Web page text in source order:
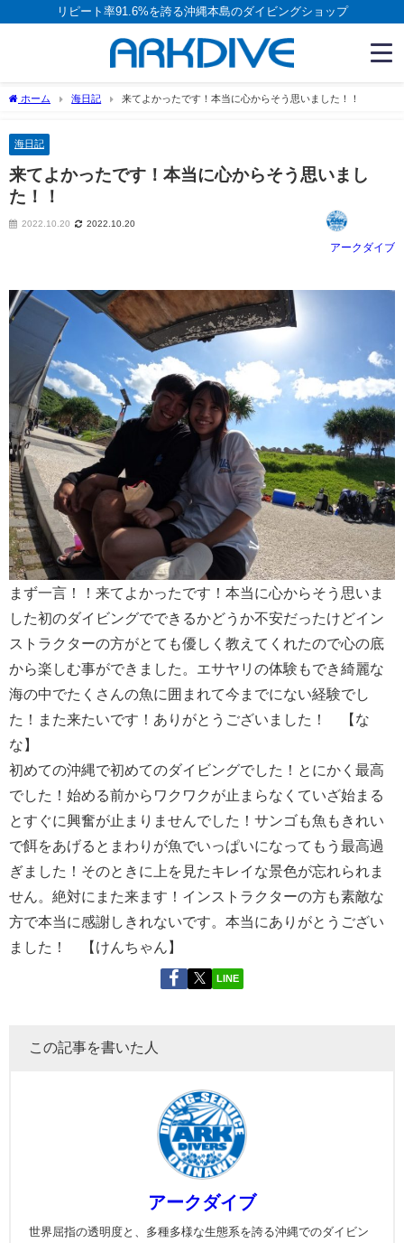
リピート率91.6%を誇る沖縄本島のダイビングショップ
ホーム 海日記 来てよかったです！本当に心からそう思いました！！
海日記
来てよかったです！本当に心からそう思いまし
た！！
2022.10.20 2022.10.20
アークダイブ
まず一言！！来てよかったです！本当に心からそう思いま
した初のダイビングでできるかどうか不安だったけどイン
ストラクターの方がとても優しく教えてくれたので心の底
から楽しむ事ができました。エサヤリの体験もでき綺麗な
海の中でたくさんの魚に囲まれて今までにない経験でし
た！また来たいです！ありがとうございました！ 【な
な】
初めての沖縄で初めてのダイビングでした！とにかく最高
でした！始める前からワクワクが止まらなくていざ始まる
とすぐに興奮が止まりませんでした！サンゴも魚もきれい
で餌をあげるとまわりが魚でいっぱいになってもう最高過
ぎました！そのときに上を見たキレイな景色が忘れられま
せん。絶対にまた来ます！インストラクターの方も素敵な
方で本当に感謝しきれないです。本当にありがとうござい
ました！ 【けんちゃん】
LINE
この記事を書いた人
アークダイブ
世界屈指の透明度と、多種多様な生態系を誇る沖縄でのダイビン